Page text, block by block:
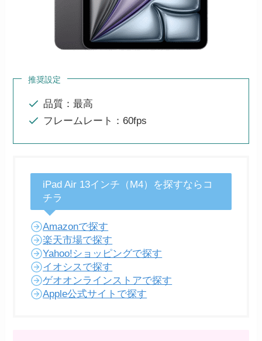
推奨設定
品質：最高
フレームレート：60fps
iPad Air 13インチ（M4）を探すならコ
チラ
Amazonで探す
楽天市場で探す
Yahoo!ショッピングで探す
イオシスで探す
ゲオオンラインストアで探す
Apple公式サイトで探す